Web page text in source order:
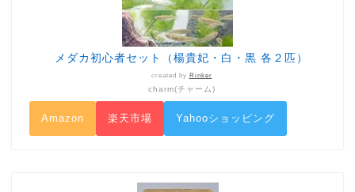
メダカ初心者セット（楊貴妃・白・黒 各２匹）
created by Rinker
charm(チャーム)
Amazon 楽天市場 Yahooショッピング